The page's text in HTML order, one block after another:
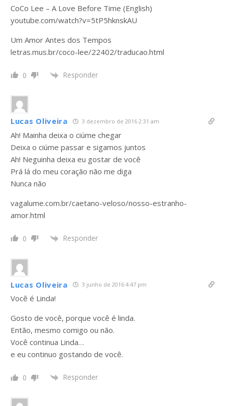
CoCo Lee – A Love Before Time (English)
youtube.com/watch?v=5tP5hknskAU
Um Amor Antes dos Tempos
letras.mus.br/coco-lee/22402/traducao.html
0 Responder
Lucas Oliveira 3 dezembro de 2016 2:31 am
Ah! Mainha deixa o ciúme chegar
Deixa o ciúme passar e sigamos juntos
Ah! Neguinha deixa eu gostar de você
Prá lá do meu coração não me diga
Nunca não
vagalume.com.br/caetano-veloso/nosso-estranho-
amor.html
0 Responder
Lucas Oliveira 3 junho de 2016 4:47 pm
Você é Linda!
Gosto de você, porque você é linda.
Então, mesmo comigo ou não.
Você continua Linda…
e eu continuo gostando de você.
0 Responder